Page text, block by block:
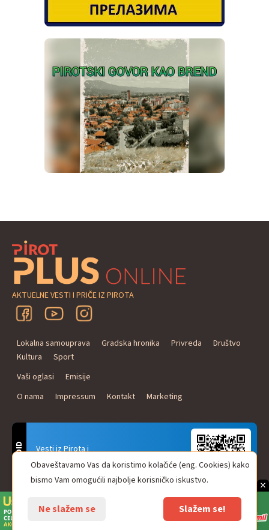
×
AKTUELNE VESTI I PRIČE IZ PIROTA
Lokalna samouprava Gradska hronika Privreda
Društvo
Kultura
Sport
Vaši oglasi
Emisije
O nama
Impressum Kontakt Marketing
Vesti iz Pirota i
Naxi Plus Radio
Uvek u Vašem džepu!
ANDROID
© Pirot plus online - internet portal. Sva prava zadržana.
Obaveštavamo Vas da koristimo kolačiće (eng. Cookies) kako
bismo Vam omogućili najbolje korisničko iskustvo.
Ne slažem se Slažem se!